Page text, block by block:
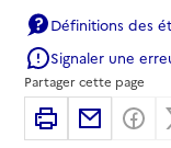
Service
Aunis
Adresse
1 rue du
17000- La
Définitions des
Signaler une
Partager cette page
Imprimer